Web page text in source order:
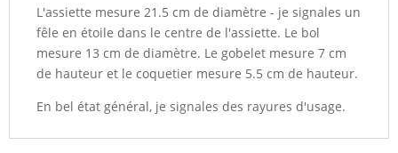
L'assiette mesure 21.5 cm de diamètre - je signales un
fêle en étoile dans le centre de l'assiette. Le bol
mesure 13 cm de diamètre. Le gobelet mesure 7 cm
de hauteur et le coquetier mesure 5.5 cm de hauteur.
En bel état général, je signales des rayures d'usage.